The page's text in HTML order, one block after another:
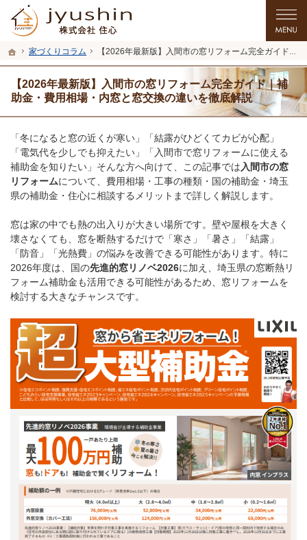
ホーム
家づくりコラム 【2026年最新版】入間市の窓リフォーム完全ガイド｜補助金・費用相場・内窓と窓交換の違いを徹底解説
【2026年最新版】入間市の窓リフォーム完全ガイド｜補
助金・費用相場・内窓と窓交換の違いを徹底解説
プロの目線からご提案。入間市・所沢市・川越市のリフォーム・リノベーション
入間市・所沢市・川越市のリフォーム・リノベーションを手がける工務店なら住
「冬になると窓の近くが寒い」「結露がひどくてカビが心配」
「電気代を少しでも抑えたい」「入間市で窓リフォームに使える
補助金を知りたい」そんな方へ向けて、この記事では 入間市の窓
リフォームについて、費用相場・工事の種類・国の補助金・埼玉
県の補助金・住心に相談するメリットまで詳しく解説します。
窓は家の中でも熱の出入りが大きい場所です。壁や屋根を大きく
壊さなくても、窓を断熱するだけで「寒さ」「暑さ」「結露」
「防音」「光熱費」の悩みを改善できる可能性があります。特に
2026年度は、国の先進的窓リノベ2026に加え、埼玉県の窓断熱リ
フォーム補助金も活用できる可能性があるため、窓リフォームを
検討する大きなチャンスです。